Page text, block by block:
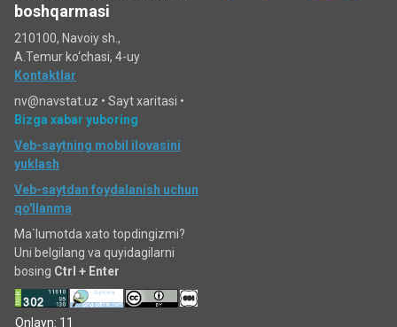
boshqarmasi
210100, Navoiy sh.,
A.Temur ko‘chаsi, 4-uy
Kontaktlar
nv@navstat.uz • Sayt xaritasi •
Bizga xabar yuboring
Veb-saytning mobil ilovasini
yuklash
Veb-saytdan foydalanish uchun
qo'llanma
Ma`lumotda xato topdingizmi?
Uni belgilang va quyidagilarni
bosing Ctrl + Enter
Onlayn: 11